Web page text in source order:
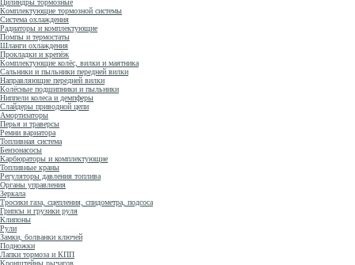
Цилиндры тормозные
Комплектующие тормозной системы
Система охлаждения
Радиаторы и комплектующие
Помпы и термостаты
Шланги охлаждения
Прокладки и крепёж
Комплектующие колёс, вилки и маятника
Сальники и пыльники передней вилки
Направляющие передней вилки
Колёсные подшипники и пыльники
Ниппели колеса и демпферы
Слайдеры приводной цепи
Амортизаторы
Перья и траверсы
Ремни вариатора
Топливная система
Бензонасосы
Карбюраторы и комплектующие
Топливные краны
Регуляторы давления топлива
Органы управления
Зеркала
Тросики газа, сцепления, спидометра, подсоса
Грипсы и грузики руля
Клипоны
Рули
Замки, болванки ключей
Подножки
Лапки тормоза и КПП
Кронштейны рычагов